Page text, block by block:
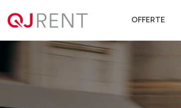
OFFERTE
QJ Rent Offerte noleggio lungo termine Toyota